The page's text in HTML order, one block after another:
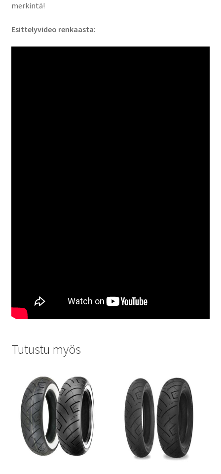
merkintä!
Esittelyvideo renkaasta:
Tutustu myös